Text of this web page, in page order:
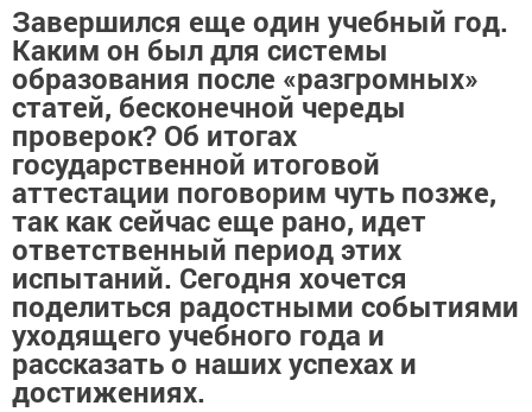
Завершился еще один учебный год.
Каким он был для системы
образования после «разгромных»
статей, бесконечной череды
проверок? Об итогах
государственной итоговой
аттестации поговорим чуть позже,
так как сейчас еще рано, идет
ответственный период этих
испытаний. Сегодня хочется
поделиться радостными событиями
уходящего учебного года и
рассказать о наших успехах и
достижениях.